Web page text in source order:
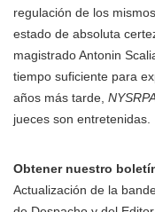
regulación de los mismos.
estado de absoluta
magistrado Antonin
tiempo suficiente para
años más tarde,
jueces son entretenidas.
Obtener nuestro
Actualización de la